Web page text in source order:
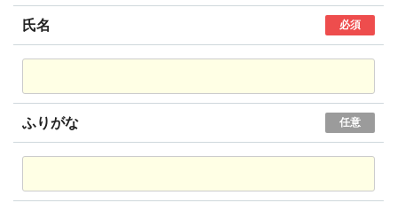
氏名 必須
ふりがな 任意